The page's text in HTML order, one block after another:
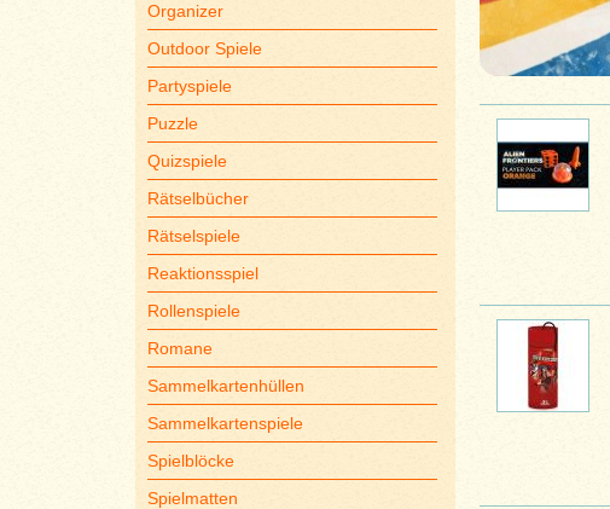
Organizer
Outdoor Spiele
Partyspiele
Puzzle
Quizspiele
Rätselbücher
Rätselspiele
Reaktionsspiel
Rollenspiele
Romane
Sammelkartenhüllen
Sammelkartenspiele
Spielblöcke
Spielmatten